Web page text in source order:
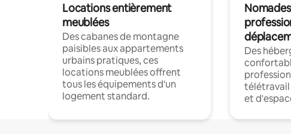
Locations entièrement
meublées
Des cabanes de montagne
paisibles aux appartements
urbains pratiques, ces
locations meublées offrent
tous les équipements d'un
logement standard.
Des
télétravail
et